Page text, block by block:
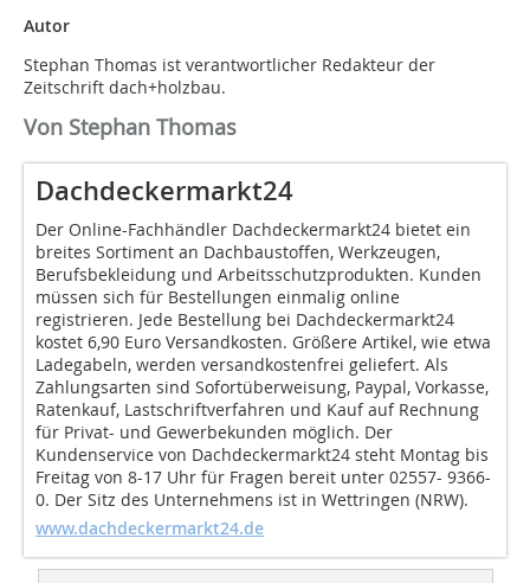
Autor
Stephan Thomas ist verantwortlicher Redakteur der
Zeitschrift dach+holzbau.
Von Stephan Thomas
Dachdeckermarkt24
Der Online-Fachhändler Dachdeckermarkt24 bietet ein
breites Sortiment an Dachbaustoffen, Werkzeugen,
Berufsbekleidung und Arbeitsschutzprodukten. Kunden
müssen sich für Bestellungen einmalig online
registrieren. Jede Bestellung bei Dachdeckermarkt24
kostet 6,90 Euro Versandkosten. Größere Artikel, wie etwa
Ladegabeln, werden versandkostenfrei geliefert. Als
Zahlungsarten sind Sofortüberweisung, Paypal, Vorkasse,
Ratenkauf, Lastschriftverfahren und Kauf auf Rechnung
für Privat- und Gewerbekunden möglich. Der
Kundenservice von Dachdeckermarkt24 steht Montag bis
Freitag von 8-17 Uhr für Fragen bereit unter 02557- 9366-
0. Der Sitz des Unternehmens ist in Wettringen (NRW).
www.dachdeckermarkt24.de